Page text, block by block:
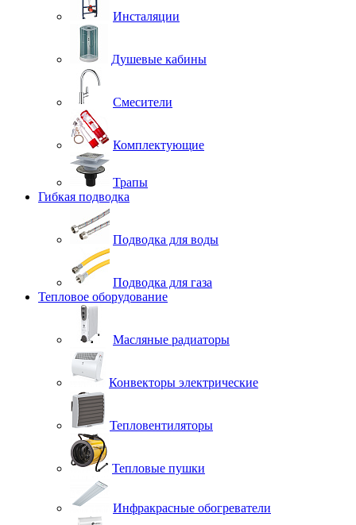
Инсталяции
Душевые кабины
Смесители
Комплектующие
Трапы
Гибкая подводка
Подводка для воды
Подводка для газа
Тепловое оборудование
Масляные радиаторы
Конвекторы электрические
Тепловентиляторы
Тепловые пушки
Инфракрасные обогреватели